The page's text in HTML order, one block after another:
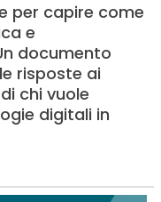
per capire come
e
documento
risposte ai
chi vuole
digitali in